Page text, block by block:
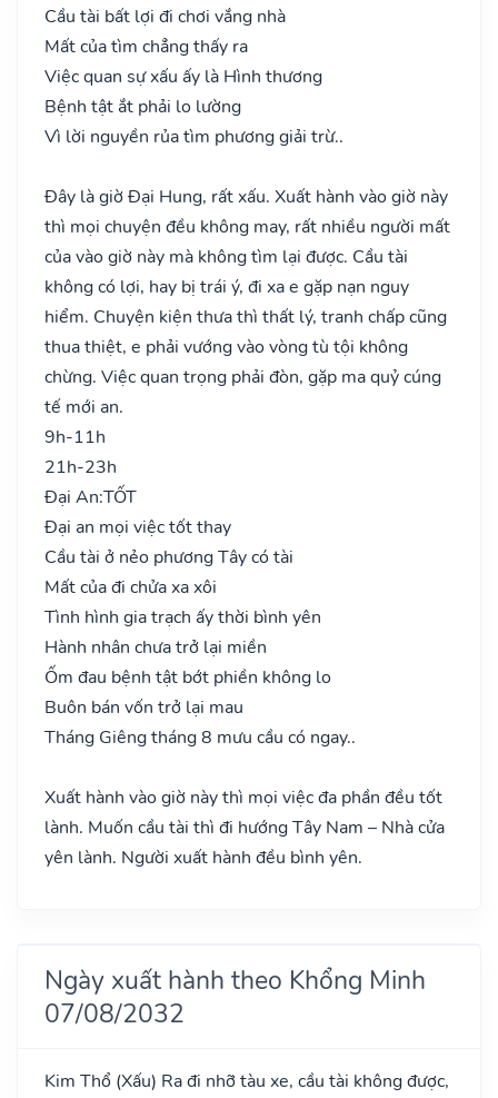
Cầu tài bất lợi đi chơi vắng nhà
Mất của tìm chẳng thấy ra
Việc quan sự xấu ấy là Hình thương
Bệnh tật ắt phải lo lường
Vì lời nguyền rủa tìm phương giải trừ..
Đây là giờ Đại Hung, rất xấu. Xuất hành vào giờ này
thì mọi chuyện đều không may, rất nhiều người mất
của vào giờ này mà không tìm lại được. Cầu tài
không có lợi, hay bị trái ý, đi xa e gặp nạn nguy
hiểm. Chuyện kiện thưa thì thất lý, tranh chấp cũng
thua thiệt, e phải vướng vào vòng tù tội không
chừng. Việc quan trọng phải đòn, gặp ma quỷ cúng
tế mới an.
9h-11h
21h-23h
Đại An:TỐT
Đại an mọi việc tốt thay
Cầu tài ở nẻo phương Tây có tài
Mất của đi chửa xa xôi
Tình hình gia trạch ấy thời bình yên
Hành nhân chưa trở lại miền
Ốm đau bệnh tật bớt phiền không lo
Buôn bán vốn trở lại mau
Tháng Giêng tháng 8 mưu cầu có ngay..
Xuất hành vào giờ này thì mọi việc đa phần đều tốt
lành. Muốn cầu tài thì đi hướng Tây Nam – Nhà cửa
yên lành. Người xuất hành đều bình yên.
Ngày xuất hành theo Khổng Minh
07/08/2032
Kim Thổ (Xấu) Ra đi nhỡ tàu xe, cầu tài không được,